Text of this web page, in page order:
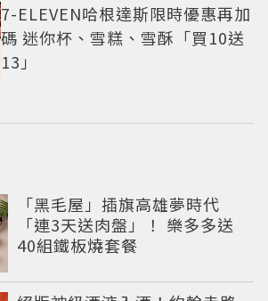
7-ELEVEN哈根達斯限時優惠再加
碼 迷你杯、雪糕、雪酥「買10送
13」
「黑毛屋」插旗高雄夢時代
「連3天送肉盤」！ 樂多多送
40組鐵板燒套餐